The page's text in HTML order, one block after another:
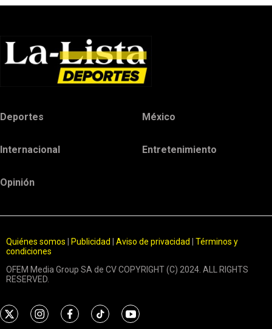
Deportes México
Internacional Entretenimiento
Opinión
Quiénes somos Publicidad Aviso de privacidad
Términos y
condiciones
OFEM Media Group SA de CV COPYRIGHT (C) 2024. ALL RIGHTS
RESERVED.
t
i
f
t
y